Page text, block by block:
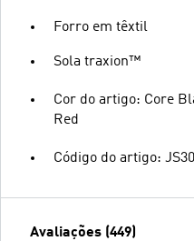
Forro em têxtil
Sola traxion™
Cor do artigo: Core
Red
Código do artigo:
Avaliações (449)